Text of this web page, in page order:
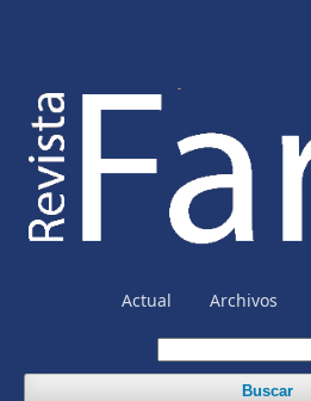
Actual Archivos
Buscar